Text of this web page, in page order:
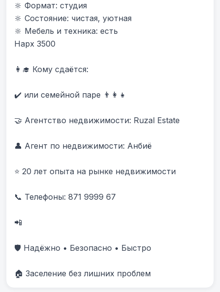
🔆 Формат: студия
🔆 Состояние: чистая, уютная
🔆 Мебель и техника: есть
Нарх 3500
👩‍🎓 Кому сдаётся:
✔️ или семейной паре 👨‍👩‍👧
🤝 Агентство недвижимости: Ruzal Estate
👤 Агент по недвижимости: Анбиë
⭐ 20 лет опыта на рынке недвижимости
📞 Телефоны: 871 9999 67
📲
🛡️ Надёжно • Безопасно • Быстро
🏠 Заселение без лишних проблем